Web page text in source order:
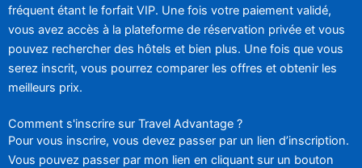
fréquent étant le forfait VIP. Une fois votre paiement validé,
vous avez accès à la plateforme de réservation privée et vous
pouvez rechercher des hôtels et bien plus. Une fois que vous
serez inscrit, vous pourrez comparer les offres et obtenir les
meilleurs prix.
Comment s'inscrire sur Travel Advantage ?
Pour vous inscrire, vous devez passer par un lien d’inscription.
Vous pouvez passer par mon lien en cliquant sur un bouton